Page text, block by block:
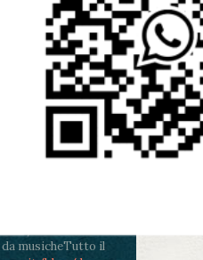
- Lucca, Scuola
Castruccio
murales in
dal Liceo
ore 18 - Fiano
- Messa in
da mons.
ore 20.30 -
Cippo di don
in alcuni
alle ore
conclusione al
Durante le
musicheTutto il